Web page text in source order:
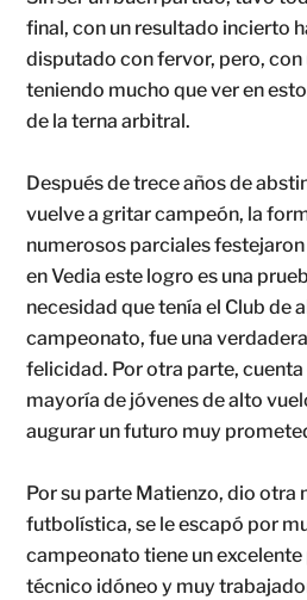
final, con un resultado incierto
disputado con fervor, pero,
teniendo mucho que ver en
de la terna arbitral.
Después de trece años de
vuelve a gritar campeón, la
numerosos parciales festejaron
en Vedia este logro es una
necesidad que tenía el Club de
campeonato, fue una
felicidad. Por otra parte,
mayoría de jóvenes de alto
augurar un futuro muy
Por su parte Matienzo, dio otra
futbolística, se le escapó por
campeonato tiene un
técnico idóneo y muy